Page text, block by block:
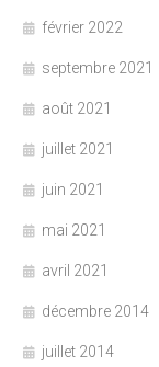
février 2022
septembre 2021
août 2021
juillet 2021
juin 2021
mai 2021
avril 2021
décembre 2014
juillet 2014